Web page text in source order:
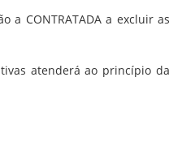
a CONTRATADA a excluir as
atenderá ao princípio da